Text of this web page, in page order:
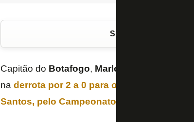
Siga o FogãoNET
Capitão do Botafogo, Marlon Freitas
na derrota por 2 a 0 para o
Santos, pelo Campeonato Brasileiro